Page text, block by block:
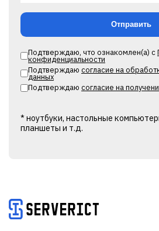
Подтверждаю, что ознакомлен(а) с
конфиденциальности
Подтверждаю согласие на
данных
Подтверждаю согласие на
* ноутбуки, настольные
планшеты и т.д.